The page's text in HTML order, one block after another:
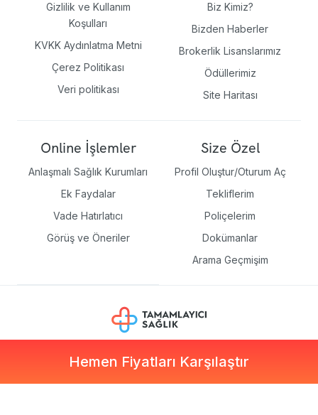
Gizlilik ve Kullanım
Koşulları
KVKK Aydınlatma Metni
Çerez Politikası
Veri politikası
Biz Kimiz?
Bizden Haberler
Brokerlik Lisanslarımız
Ödüllerimiz
Site Haritası
Online İşlemler
Anlaşmalı Sağlık Kurumları
Ek Faydalar
Vade Hatırlatıcı
Görüş ve Öneriler
Size Özel
Profil Oluştur/Oturum Aç
Tekliflerim
Poliçelerim
Dokümanlar
Arama Geçmişim
Hemen Fiyatları Karşılaştır